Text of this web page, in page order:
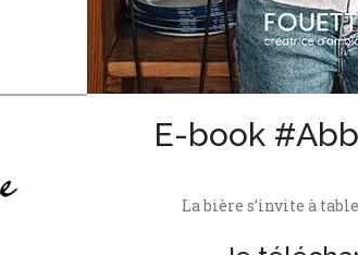
E-book
La bière s’invite à